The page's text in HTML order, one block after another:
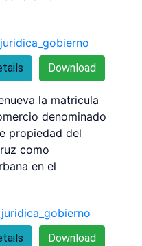
Download
la matricula
denominado
propiedad del
como
en el
Download